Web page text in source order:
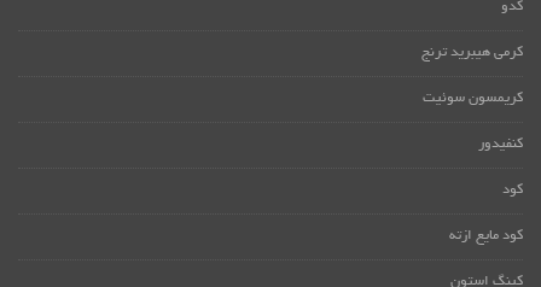
کدو
کرمی هیبرید ترنج
کریمسون سوئیت
کنفیدور
کود
کود مایع ازته
کینگ استون